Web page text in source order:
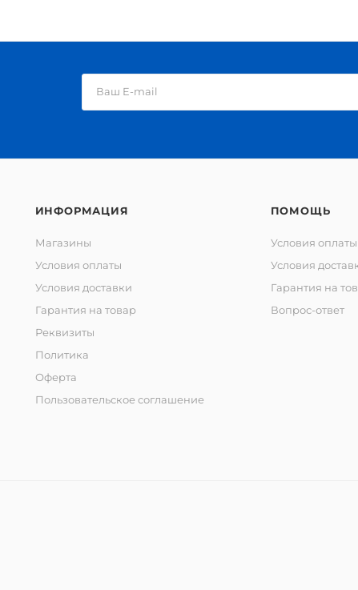
ИНФОРМАЦИЯ
Магазины
Условия оплаты
Условия доставки
Гарантия на товар
Реквизиты
Политика
Оферта
Пользовательское соглашение
ПОМОЩЬ
Условия оплаты
Условия
Гарантия на
Вопрос-ответ